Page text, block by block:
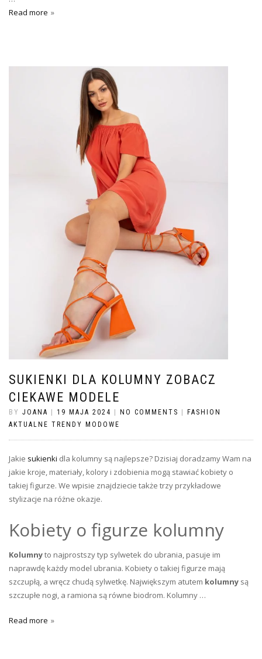
Read more
SUKIENKI DLA KOLUMNY ZOBACZ
CIEKAWE MODELE
BY JOANA | 19 MAJA 2024 | NO COMMENTS | FASHION
AKTUALNE TRENDY MODOWE
Jakie sukienki dla kolumny są najlepsze? Dzisiaj doradzamy Wam na
jakie kroje, materiały, kolory i zdobienia mogą stawiać kobiety o
takiej figurze. We wpisie znajdziecie także trzy przykładowe
stylizacje na różne okazje.
Kobiety o figurze kolumny
Kolumnyto najprostszy typ sylwetek do ubrania, pasuje im
naprawdę każdy model ubrania. Kobiety o takiej figurze mają
szczupłą, a wręcz chudą sylwetkę. Największym atutem kolumny są
szczupłe nogi, a ramiona są równe biodrom. Kolumny …
Read more